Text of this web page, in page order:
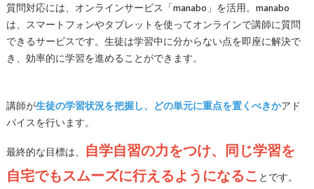
質問対応には、オンラインサービス「manabo」を活用。manabo
は、スマートフォンやタブレットを使ってオンラインで講師に質問
できるサービスです。生徒は学習中に分からない点を即座に解決で
き、効率的に学習を進めることができます。
講師が生徒の学習状況を把握し、どの単元に重点を置くべきかアド
バイスを行います。
最終的な目標は、 自学自習の力をつけ、同じ学習を
自宅でもスムーズに行えるようになるこ とです。